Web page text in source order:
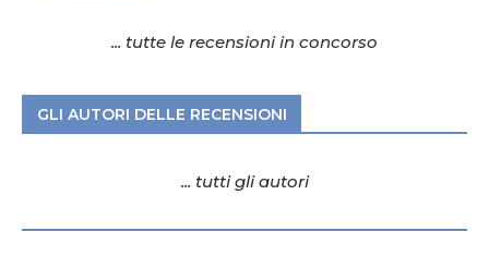
... tutte le recensioni in concorso
GLI AUTORI DELLE RECENSIONI
... tutti gli autori